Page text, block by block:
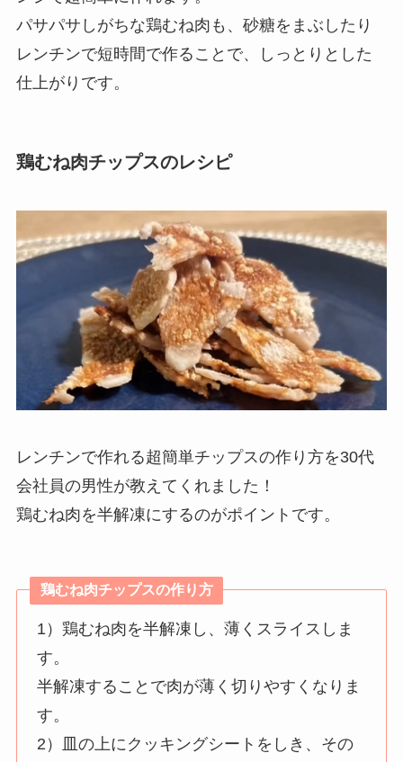
パサパサしがちな鶏むね肉も、砂糖をまぶしたり
レンチンで短時間で作ることで、しっとりとした
仕上がりです。
鶏むね肉チップスのレシピ
レンチンで作れる超簡単チップスの作り方を30代
会社員の男性が教えてくれました！
鶏むね肉を半解凍にするのがポイントです。
鶏むね肉チップスの作り方
1）鶏むね肉を半解凍し、薄くスライスしま
す。
半解凍することで肉が薄く切りやすくなりま
す。
2）皿の上にクッキングシートをしき、その